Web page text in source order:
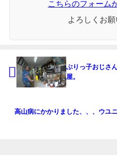
こちらのフォーム
よろしくお願
ぶりっ子おじさ
屋。
高山病にかかりました、、、ウユ